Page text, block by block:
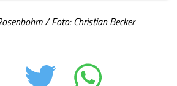
/ Foto: Christian Becker